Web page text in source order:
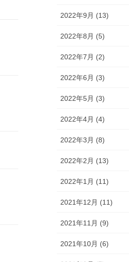
2022年9月 (13)
2022年8月 (5)
2022年7月 (2)
2022年6月 (3)
2022年5月 (3)
2022年4月 (4)
2022年3月 (8)
2022年2月 (13)
2022年1月 (11)
2021年12月 (11)
2021年11月 (9)
2021年10月 (6)